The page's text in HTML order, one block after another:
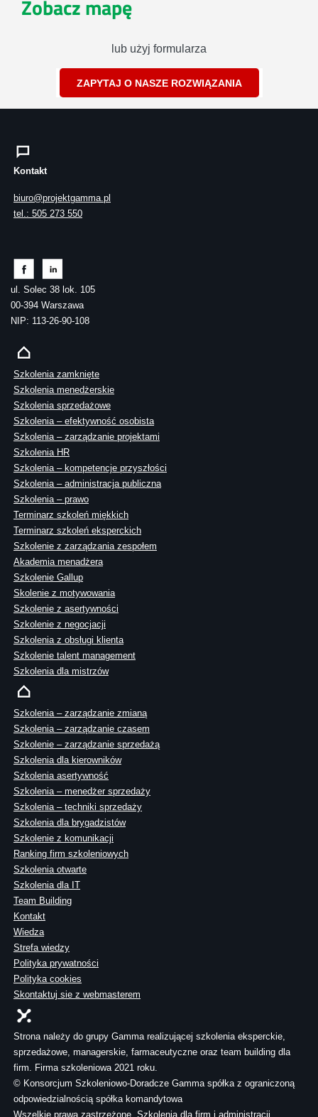
Zobacz mapę
lub użyj formularza
ZAPYTAJ O NASZE ROZWIĄZANIA
Kontakt
biuro@projektgamma.pl
tel.: 505 273 550
ul. Solec 38 lok. 105
00-394 Warszawa
NIP: 113-26-90-108
Szkolenia zamknięte
Szkolenia menedżerskie
Szkolenia sprzedażowe
Szkolenia – efektywność osobista
Szkolenia – zarządzanie projektami
Szkolenia HR
Szkolenia – kompetencje przyszłości
Szkolenia – administracja publiczna
Szkolenia – prawo
Terminarz szkoleń miękkich
Terminarz szkoleń eksperckich
Szkolenie z zarządzania zespołem
Akademia menadżera
Szkolenie Gallup
Skolenie z motywowania
Szkolenie z asertywności
Szkolenie z negocjacji
Szkolenia z obsługi klienta
Szkolenie talent management
Szkolenia dla mistrzów
Szkolenia – zarządzanie zmianą
Szkolenia – zarządzanie czasem
Szkolenie – zarządzanie sprzedażą
Szkolenia dla kierowników
Szkolenia asertywność
Szkolenia – menedżer sprzedaży
Szkolenia – techniki sprzedaży
Szkolenia dla brygadzistów
Szkolenie z komunikacji
Ranking firm szkoleniowych
Szkolenia otwarte
Szkolenia dla IT
Team Building
Kontakt
Wiedza
Strefa wiedzy
Polityka prywatności
Polityka cookies
Skontaktuj sie z webmasterem
Strona należy do grupy Gamma realizującej szkolenia eksperckie,
sprzedażowe, managerskie, farmaceutyczne oraz team building dla
firm. Firma szkoleniowa 2021 roku.
© Konsorcjum Szkoleniowo-Doradcze Gamma spółka z ograniczoną
odpowiedzialnością spółka komandytowa
Wszelkie prawa zastrzeżone. Szkolenia dla firm i administracji.